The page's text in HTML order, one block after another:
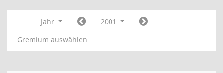
Jahr
2001
Gremium auswählen